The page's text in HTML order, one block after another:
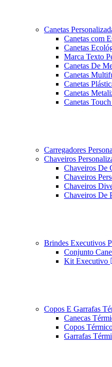
Canetas
Canetas com
Canetas
Marca Texto
Canetas De
Canetas
Canetas
Canetas
Canetas
Carregadores
Chaveiros
Chaveiros De
Chaveiros
Chaveiros
Chaveiros De
Brindes Executivos
Conjunto
Kit Executivo
Copos E Garrafas
Canecas
Copos
Garrafas